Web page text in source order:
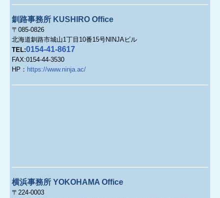
釧路事務所 KUSHIRO Office
〒085-0826
北海道釧路市城山1丁目10番15号NINJAビル
TEL:0154-41-8617
FAX:0154-44-3530
HP ： https://www.ninja.ac/
横浜事務所 YOKOHAMA Office
〒224-0003